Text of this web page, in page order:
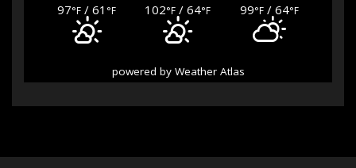
97°F / 61 °F 102°F / 64°F 99°F/ 64°F
powered by Weather Atlas